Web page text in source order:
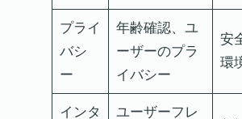
プライ
バシ
ー
年齢確認、ユ
ーザーのプラ
イバシー
安
環
インタ
ユーザーフレ